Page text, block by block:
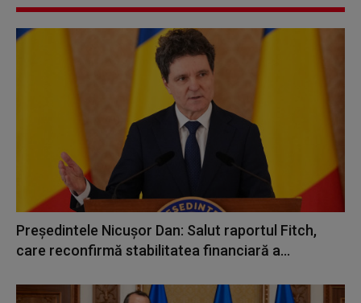
Preşedintele Nicuşor Dan: Salut raportul Fitch,
care reconfirmă stabilitatea financiară a...